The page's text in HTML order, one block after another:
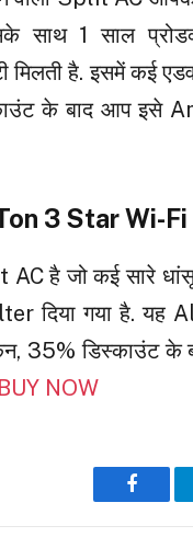
साथ 1 साल
है. इसमें कई
के बाद आप इसे
3 Star Wi-
है जो कई सारे
दिया गया है. यह
35% डिस्काउंट के
BUY NOW